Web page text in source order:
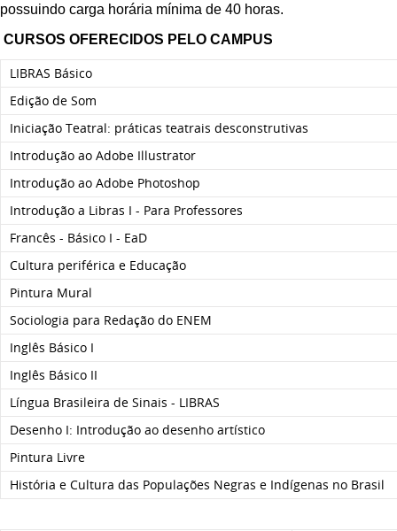
possuindo carga horária mínima de 40 horas.
CURSOS OFERECIDOS PELO CAMPUS
LIBRAS Básico
Edição de Som
Iniciação Teatral: práticas teatrais desconstrutivas
Introdução ao Adobe Illustrator
Introdução ao Adobe Photoshop
Introdução a Libras I - Para Professores
Francês - Básico I - EaD
Cultura periférica e Educação
Pintura Mural
Sociologia para Redação do ENEM
Inglês Básico I
Inglês Básico II
Língua Brasileira de Sinais - LIBRAS
Desenho I: Introdução ao desenho artístico
Pintura Livre
História e Cultura das Populações Negras e Indígenas no Brasil